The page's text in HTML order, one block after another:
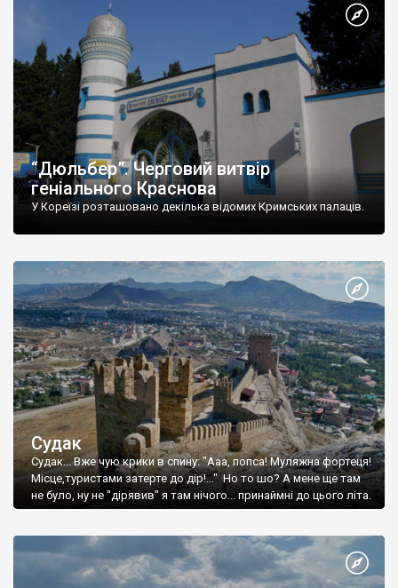
“Дюльбер”. Черговий витвір
геніального Краснова
У Кореїзі розташовано декілька відомих Кримських палаців.
Судак
Судак... Вже чую крики в спину: "Ааа, попса! Муляжна фортеця!
Місце,туристами затерте до дір!..." Но то шо? А мене ще там
не було, ну не "дірявив" я там нічого... принаймні до цього літа.